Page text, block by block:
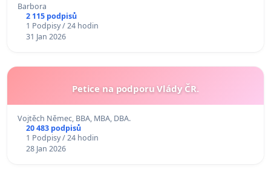
Barbora
2 115 podpisů
1 Podpisy / 24 hodin
31 Jan 2026
Petice na podporu Vlády ČR.
Vojtěch Němec, BBA, MBA, DBA.
20 483 podpisů
1 Podpisy / 24 hodin
28 Jan 2026